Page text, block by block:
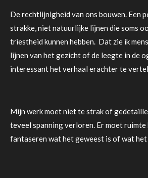
De rechtlijnigheid van ons bouwen. Een
strakke, niet natuurlijke lijnen die soms
triestheid kunnen hebben. Dat zie ik
lijnen van het gezicht of de leegte in de
interessant het verhaal erachter te
Mijn werk moet niet te strak of
teveel spanning verloren. Er moet
fantaseren wat het geweest is of wat het